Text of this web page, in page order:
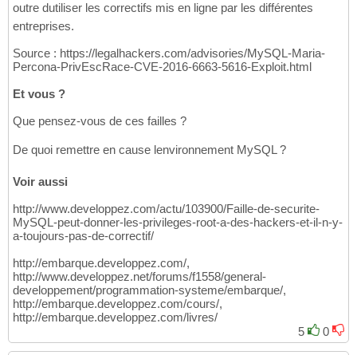
outre dutiliser les correctifs mis en ligne par les différentes
entreprises.
Source : https://legalhackers.com/advisories/MySQL-Maria-
Percona-PrivEscRace-CVE-2016-6663-5616-Exploit.html
Et vous ?
Que pensez-vous de ces failles ?
De quoi remettre en cause lenvironnement MySQL ?
Voir aussi
http://www.developpez.com/actu/103900/Faille-de-securite-
MySQL-peut-donner-les-privileges-root-a-des-hackers-et-il-n-y-
a-toujours-pas-de-correctif/
http://embarque.developpez.com/,
http://www.developpez.net/forums/f1558/general-
developpement/programmation-systeme/embarque/,
http://embarque.developpez.com/cours/,
http://embarque.developpez.com/livres/
5
0